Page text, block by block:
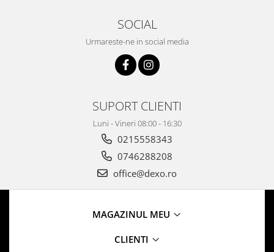
SOCIAL
Urmareste-ne in social media
SUPORT CLIENTI
Luni - Vineri 08:00 - 16:30
0215558343
0746288208
office@dexo.ro
MAGAZINUL MEU
CLIENTI